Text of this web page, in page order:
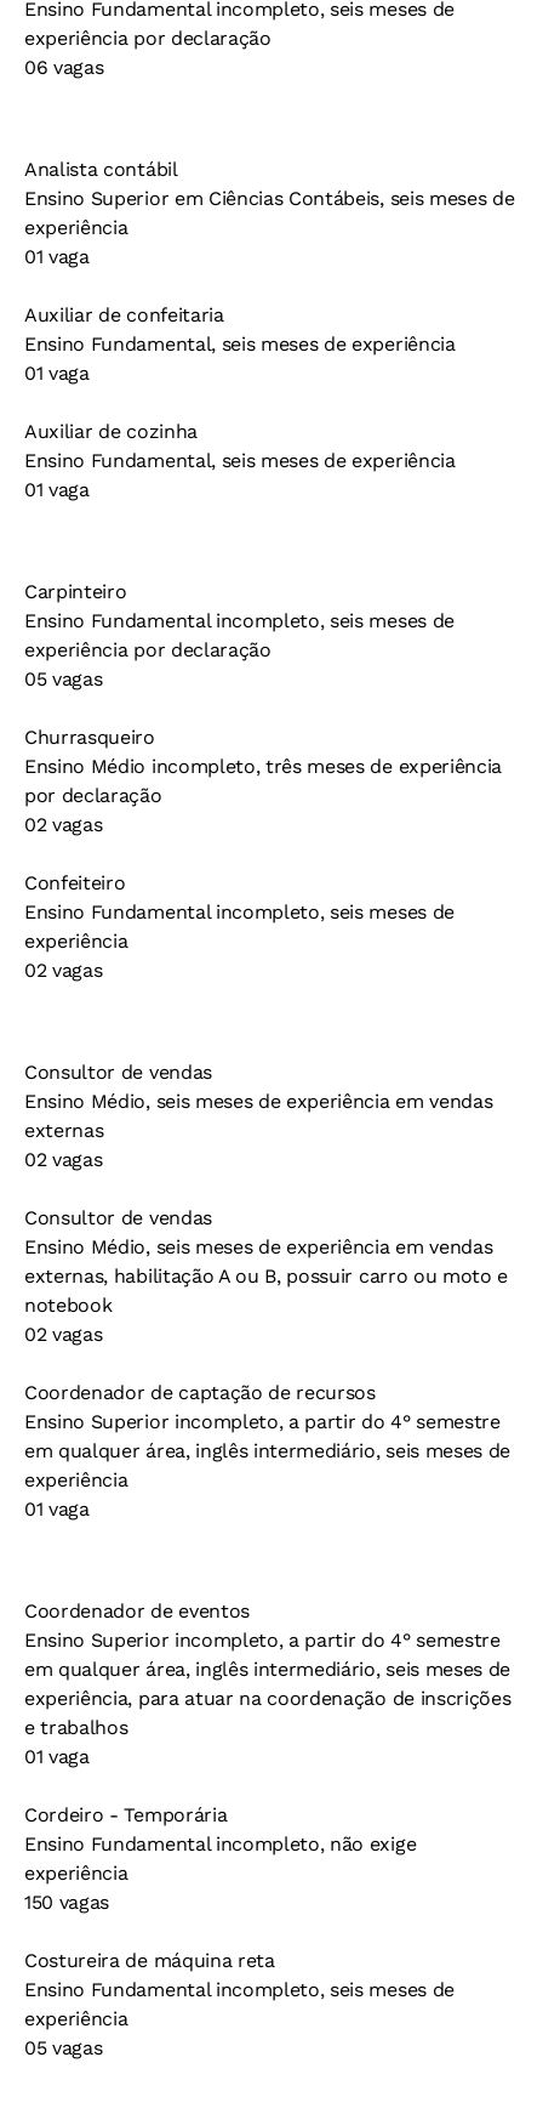
Ensino Fundamental incompleto, seis meses de
experiência por declaração
06 vagas
Analista contábil
Ensino Superior em Ciências Contábeis, seis meses de
experiência
01 vaga
Auxiliar de confeitaria
Ensino Fundamental, seis meses de experiência
01 vaga
Auxiliar de cozinha
Ensino Fundamental, seis meses de experiência
01 vaga
Carpinteiro
Ensino Fundamental incompleto, seis meses de
experiência por declaração
05 vagas
Churrasqueiro
Ensino Médio incompleto, três meses de experiência
por declaração
02 vagas
Confeiteiro
Ensino Fundamental incompleto, seis meses de
experiência
02 vagas
Consultor de vendas
Ensino Médio, seis meses de experiência em vendas
externas
02 vagas
Consultor de vendas
Ensino Médio, seis meses de experiência em vendas
externas, habilitação A ou B, possuir carro ou moto e
notebook
02 vagas
Coordenador de captação de recursos
Ensino Superior incompleto, a partir do 4° semestre
em qualquer área, inglês intermediário, seis meses de
experiência
01 vaga
Coordenador de eventos
Ensino Superior incompleto, a partir do 4° semestre
em qualquer área, inglês intermediário, seis meses de
experiência, para atuar na coordenação de inscrições
e trabalhos
01 vaga
Cordeiro - Temporária
Ensino Fundamental incompleto, não exige
experiência
150 vagas
Costureira de máquina reta
Ensino Fundamental incompleto, seis meses de
experiência
05 vagas